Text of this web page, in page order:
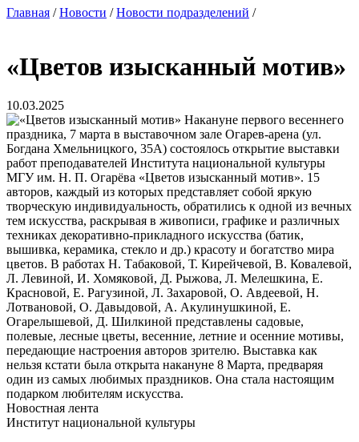
Главная /Новости /Новости подразделений /
«Цветов изысканный мотив»
10.03.2025
Накануне первого весеннего
праздника, 7 марта в выставочном зале Огарев-арена (ул.
Богдана Хмельницкого, 35А) состоялось открытие выставки
работ преподавателей Института национальной культуры
МГУ им. Н. П. Огарёва «Цветов изысканный мотив». 15
авторов, каждый из которых представляет собой яркую
творческую индивидуальность, обратились к одной из вечных
тем искусства, раскрывая в живописи, графике и различных
техниках декоративно-прикладного искусства (батик,
вышивка, керамика, стекло и др.) красоту и богатство мира
цветов. В работах Н. Табаковой, Т. Кирейчевой, В. Ковалевой,
Л. Левиной, И. Хомяковой, Д. Рыжова, Л. Мелешкина, Е.
Красновой, Е. Рагузиной, Л. Захаровой, О. Авдеевой, Н.
Лотвановой, О. Давыдовой, А. Акулинушкиной, Е.
Огарелышевой, Д. Шилкиной представлены садовые,
полевые, лесные цветы, весенние, летние и осенние мотивы,
передающие настроения авторов зрителю. Выставка как
нельзя кстати была открыта накануне 8 Марта, предваряя
один из самых любимых праздников. Она стала настоящим
подарком любителям искусства.
Новостная лента
Институт национальной культуры